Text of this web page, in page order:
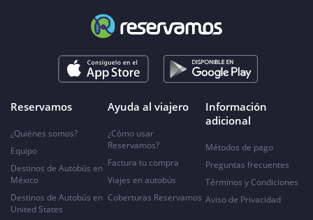
Reservamos
¿Quiénes somos?
Equipo
Destinos de Autobús en
México
Destinos de Autobús en
United States
Ayuda al viajero
¿Cómo usar
Reservamos?
Factura tu compra
Viajes en autobús
Coberturas Reservamos
Información
adicional
Métodos de pago
Preguntas frecuentes
Términos y Condiciones
Aviso de Privacidad